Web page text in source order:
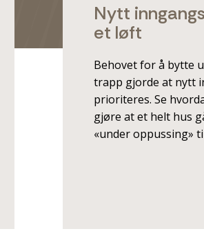
Nytt
et løft
Behovet for å bytte
trapp gjorde at nytt
prioriteres. Se
gjøre at et helt hus
«under oppussing»